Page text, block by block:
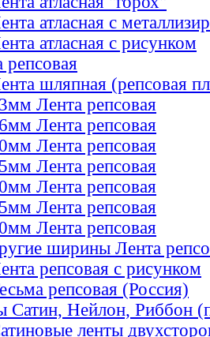
атласная с
атласная с рисунком
репсовая
шляпная (репсовая
Лента репсовая
Лента репсовая
Лента репсовая
Лента репсовая
Лента репсовая
Лента репсовая
Лента репсовая
ширины Лента
репсовая с рисунком
репсовая (Россия)
Сатин, Нейлон, Риббон
ленты